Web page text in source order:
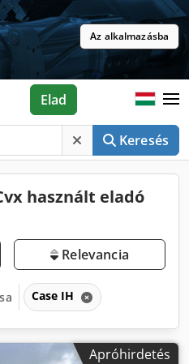
Az alkalmazásba
Keresés
Elad
használt eladó
Relevancia
Case IH
Apróhirdetés